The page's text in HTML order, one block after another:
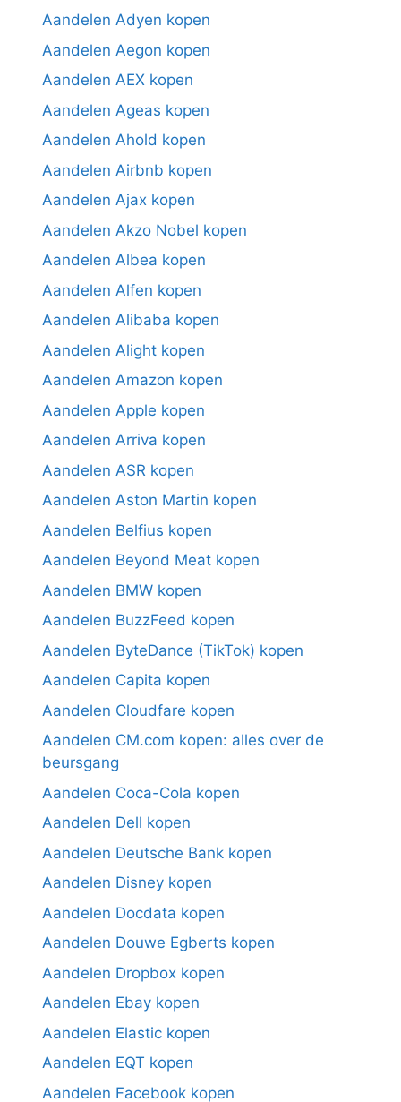
Aandelen Adyen kopen
Aandelen Aegon kopen
Aandelen AEX kopen
Aandelen Ageas kopen
Aandelen Ahold kopen
Aandelen Airbnb kopen
Aandelen Ajax kopen
Aandelen Akzo Nobel kopen
Aandelen Albea kopen
Aandelen Alfen kopen
Aandelen Alibaba kopen
Aandelen Alight kopen
Aandelen Amazon kopen
Aandelen Apple kopen
Aandelen Arriva kopen
Aandelen ASR kopen
Aandelen Aston Martin kopen
Aandelen Belfius kopen
Aandelen Beyond Meat kopen
Aandelen BMW kopen
Aandelen BuzzFeed kopen
Aandelen ByteDance (TikTok) kopen
Aandelen Capita kopen
Aandelen Cloudfare kopen
Aandelen CM.com kopen: alles over de
beursgang
Aandelen Coca-Cola kopen
Aandelen Dell kopen
Aandelen Deutsche Bank kopen
Aandelen Disney kopen
Aandelen Docdata kopen
Aandelen Douwe Egberts kopen
Aandelen Dropbox kopen
Aandelen Ebay kopen
Aandelen Elastic kopen
Aandelen EQT kopen
Aandelen Facebook kopen